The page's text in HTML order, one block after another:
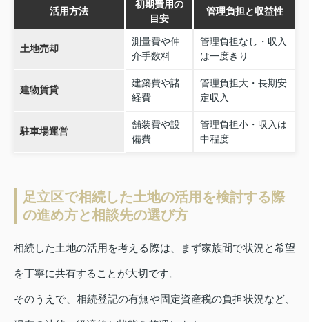
活用方法
初期費用の
目安
管理負担と収益性
土地売却
測量費や仲
介手数料
管理負担なし・収入
は一度きり
建物賃貸
建築費や諸
経費
管理負担大・長期安
定収入
駐車場運営
舗装費や設
備費
管理負担小・収入は
中程度
足立区で相続した土地の活用を検討する際
の進め方と相談先の選び方
相続した土地の活用を考える際は、まず家族間で状況と希望
を丁寧に共有することが大切です。
そのうえで、相続登記の有無や固定資産税の負担状況など、